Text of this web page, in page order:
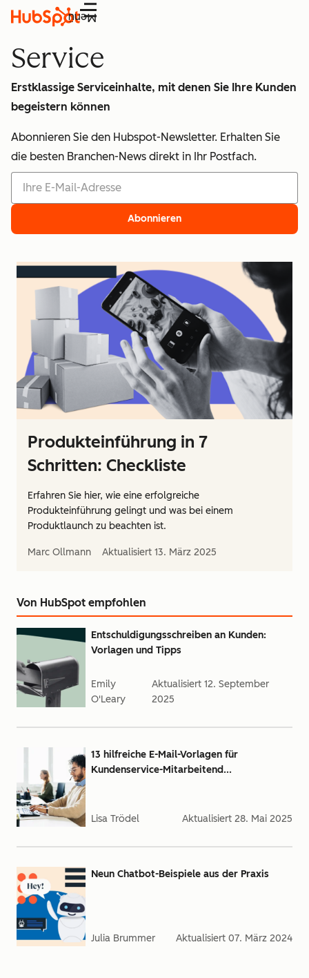
Menü
Service
Erstklassige Serviceinhalte, mit denen Sie Ihre Kunden
begeistern können
Abonnieren Sie den Hubspot-Newsletter. Erhalten Sie
die besten Branchen-News direkt in Ihr Postfach.
Abonnieren
Produkteinführung in 7
Schritten: Checkliste
Erfahren Sie hier, wie eine erfolgreiche
Produkteinführung gelingt und was bei einem
Produktlaunch zu beachten ist.
Marc Ollmann Aktualisiert 13. März 2025
Von HubSpot empfohlen
Entschuldigungsschreiben an Kunden:
Vorlagen und Tipps
Emily
O'Leary
Aktualisiert 12. September
2025
13 hilfreiche E-Mail-Vorlagen für
Kundenservice-Mitarbeitend...
Lisa Trödel Aktualisiert 28. Mai 2025
Neun Chatbot-Beispiele aus der Praxis
Julia Brummer Aktualisiert 07. März 2024